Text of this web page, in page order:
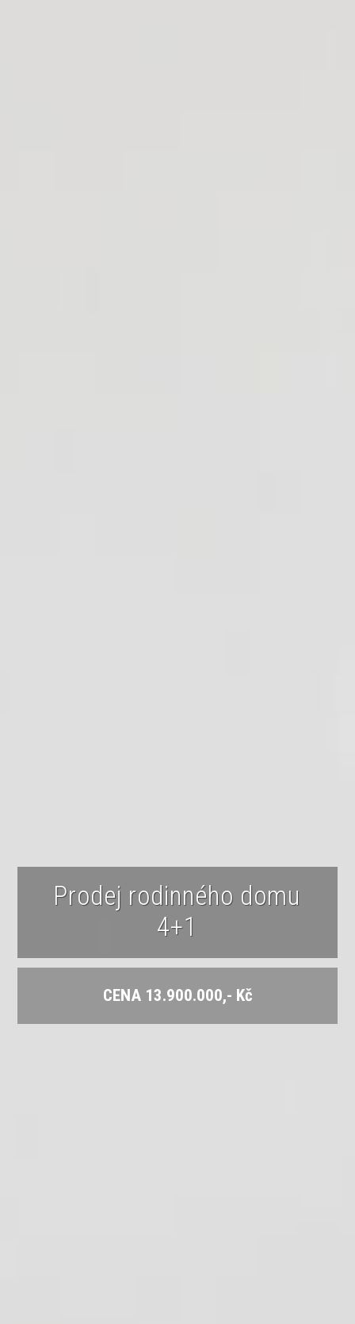
Prodej rodinného domu
4+1
CENA 13.900.000,- Kč